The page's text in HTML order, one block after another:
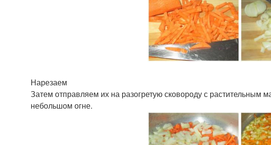
Нарезаем
Затем отправляем их на разогретую сковороду с растительным
небольшом огне.